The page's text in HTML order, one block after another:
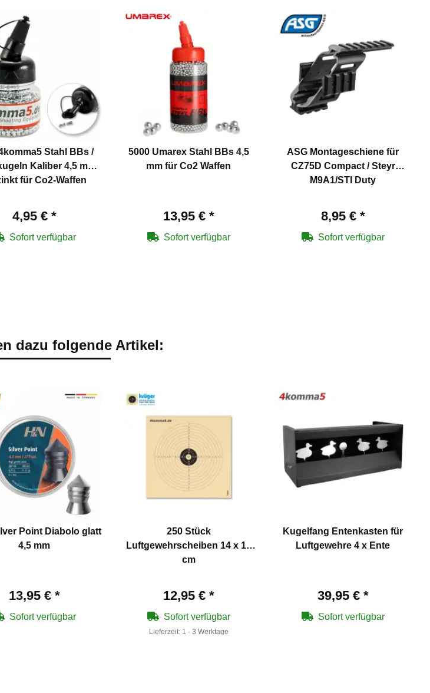
Stahl BBs /
4,5 mm
für Co2-Waffen
4,95 € *
Sofort verfügbar
5000 Umarex Stahl BBs 4,5
mm für Co2 Waffen
13,95 € *
Sofort verfügbar
ASG Montageschiene für
CZ75D Compact / Steyr
M9A1/STI Duty
8,95 € *
Sofort verfügbar
dazu folgende Artikel:
Point Diabolo glatt
4,5 mm
13,95 € *
Sofort verfügbar
250 Stück
Luftgewehrscheiben 14 x 14
cm
12,95 € *
Sofort verfügbar
Lieferzeit: 1 - 3 Werktage
Kugelfang Entenkasten für
Luftgewehre 4 x Ente
39,95 € *
Sofort verfügbar